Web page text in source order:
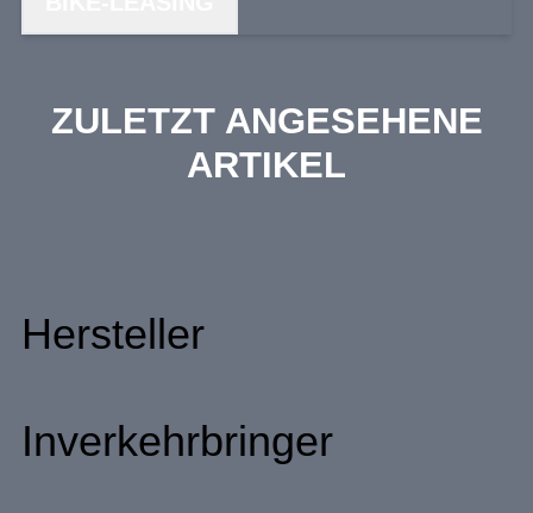
ZULETZT ANGESEHENE
ARTIKEL
Hersteller
Inverkehrbringer